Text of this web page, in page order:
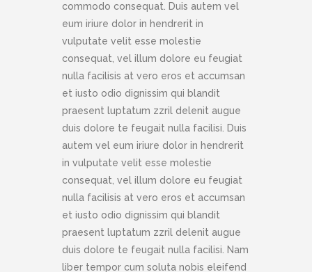
commodo consequat. Duis autem vel
eum iriure dolor in hendrerit in
vulputate velit esse molestie
consequat, vel illum dolore eu feugiat
nulla facilisis at vero eros et accumsan
et iusto odio dignissim qui blandit
praesent luptatum zzril delenit augue
duis dolore te feugait nulla facilisi. Duis
autem vel eum iriure dolor in hendrerit
in vulputate velit esse molestie
consequat, vel illum dolore eu feugiat
nulla facilisis at vero eros et accumsan
et iusto odio dignissim qui blandit
praesent luptatum zzril delenit augue
duis dolore te feugait nulla facilisi. Nam
liber tempor cum soluta nobis eleifend